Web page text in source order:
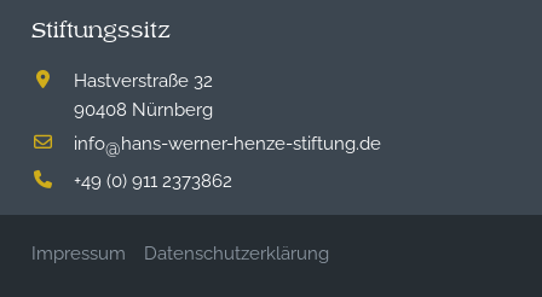
Stiftungssitz
Hastverstraße 32
90408 Nürnberg
info@hans-werner-henze-stiftung.de
+49 (0) 911 2373862
Impressum Datenschutzerklärung